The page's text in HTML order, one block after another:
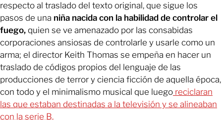
respecto al traslado del texto original, que sigue los
pasos de una niña nacida con la habilidad de controlar el
fuego, quien se ve amenazado por las consabidas
corporaciones ansiosas de controlarle y usarle como un
arma; el director Keith Thomas se empeña en hacer un
traslado de códigos propios del lenguaje de las
producciones de terror y ciencia ficción de aquella época,
con todo y el minimalismo musical que luego reciclaran
las que estaban destinadas a la televisión y se alineaban
con la serie B.